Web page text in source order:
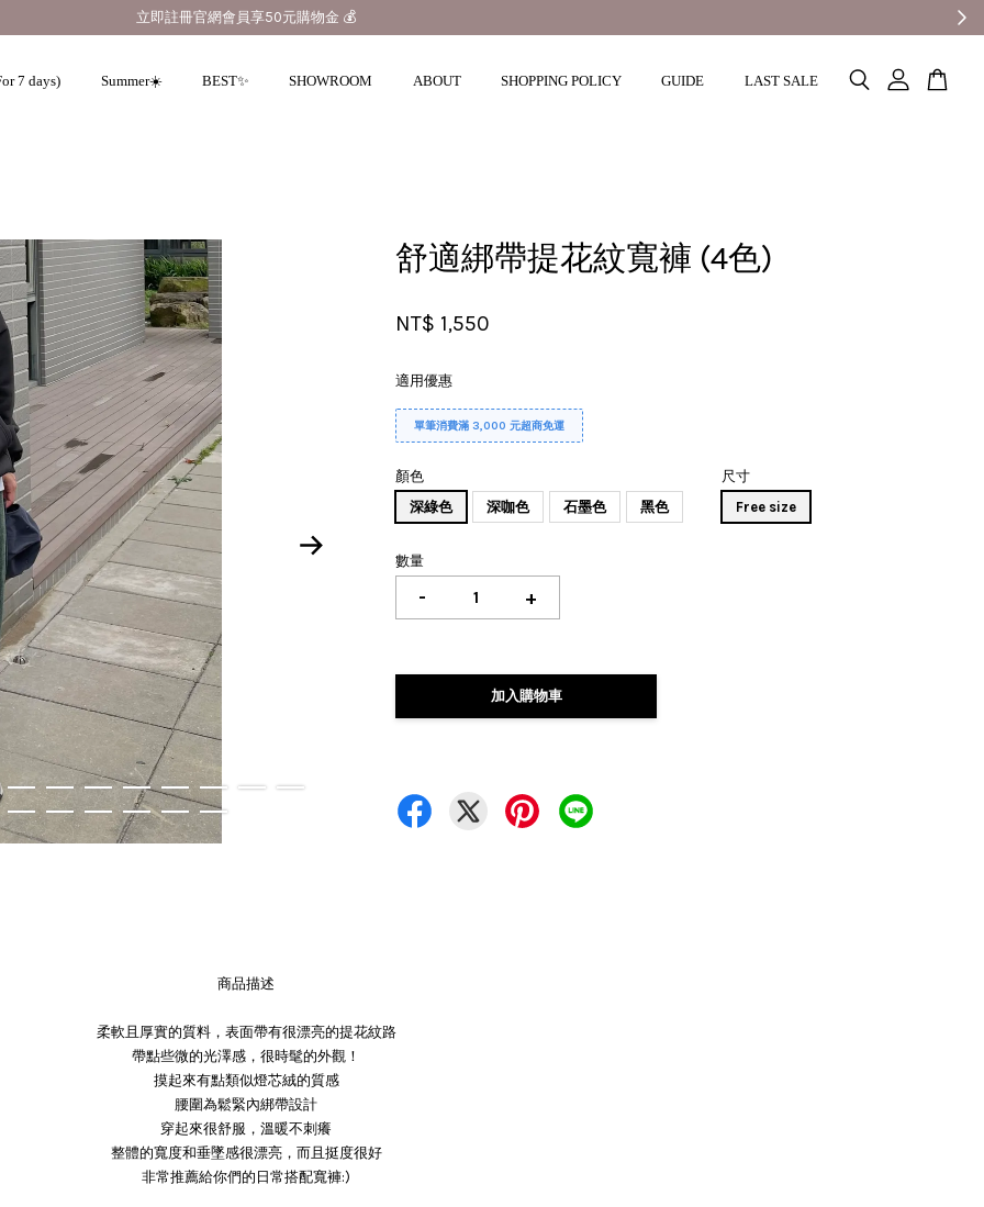
立即註冊官網會員享50元購物金 💰
7 days) Summer☀️ BEST✨ SHOWROOM ABOUT SHOPPING POLICY GUIDE LAST SALE
舒適綁帶提花紋寬褲 (4色)
NT$ 1,550
適用優惠
單筆消費滿 3,000 元超商免運
顏色
深綠色
深咖色 石墨色 黑色
尺寸
Free size
數量
- +
加入購物車
商品描述
柔軟且厚實的質料，表面帶有很漂亮的提花紋路
帶點些微的光澤感，很時髦的外觀！
摸起來有點類似燈芯絨的質感
腰圍為鬆緊內綁帶設計
穿起來很舒服，溫暖不刺癢
整體的寬度和垂墜感很漂亮，而且挺度很好
非常推薦給你們的日常搭配寬褲:)
繼續購物